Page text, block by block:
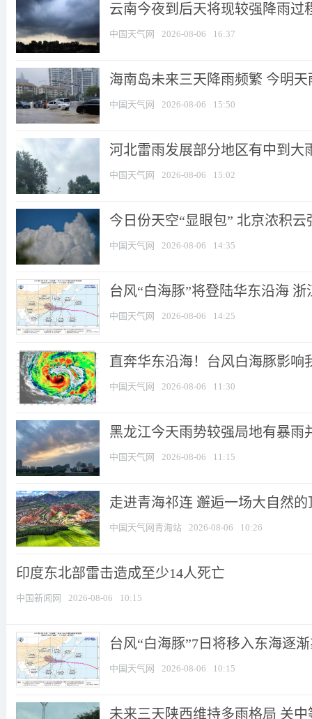
云南今夜到后天将现较强降雨过
中国天气网 2026-08-06 16:37
海南岛未来三天降雨频繁 今明
中国天气网 2026-08-06 15:50
河北雷雨发展部分地区有中到大
中国天气网 2026-08-06 15:02
今日份天空“显眼包” 北京浓积云
中国天气网 2026-08-06 14:35
台风“白海豚”将登陆华东沿海
中国天气网 2026-08-06 14:25
直奔华东沿海！台风白海豚影响
中国天气网 2026-08-06 11:30
黑龙江今天雨势较强局地有暴雨
中国天气网 2026-08-06 11:15
走进青海祁连 邂逅一场大自然的
中国天气网青海站 2026-08-06 10:26
印度东北部雷击造成至少14人死亡
中国新闻网 2026-08-06 10:15
台风“白海豚”7日将移入东海逐
中国天气网 2026-08-06 10:15
未来三天陕西维持多雨格局 关